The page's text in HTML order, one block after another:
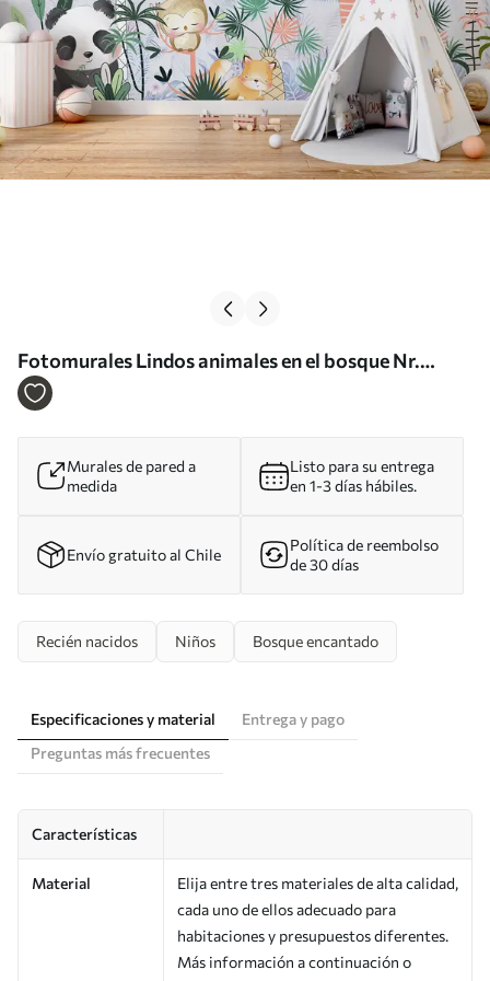
Fotomurales Lindos animales en el bosque Nr.
u95035
Murales de pared a
medida
Listo para su entrega
en 1-3 días hábiles.
Envío gratuito al Chile
Política de reembolso
de 30 días
Recién nacidos Niños Bosque encantado
Especificaciones y material
Entrega y pago
Preguntas más frecuentes
Características
Material
Elija entre tres materiales de alta calidad,
cada uno de ellos adecuado para
habitaciones y presupuestos diferentes.
Más información a continuación o